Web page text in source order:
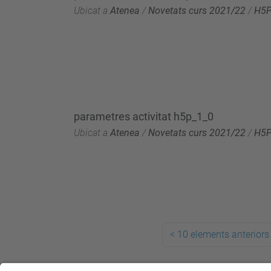
Ubicat a Atenea / Novetats curs 2021/22 /
parametres activitat h5p_1_0
Ubicat a Atenea /Novetats curs 2021/22 /
< 10 elements anteriors